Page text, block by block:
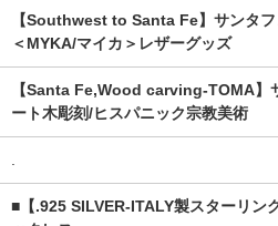
【Southwest to Santa Fe】サンタ
＜MYKA/マイカ＞レザーグッズ
【Santa Fe,Wood carving-TOMA】
ート木彫刻/ヒスパニック宗教美術
.
■【.925 SILVER-ITALY製スターリン